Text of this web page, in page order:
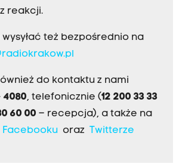
reakcji.
też bezpośrednio na
do kontaktu z nami
4080, telefonicznie (12 200 33 33
60 00 – recepcja), a także na
Facebookuoraz Twitterze